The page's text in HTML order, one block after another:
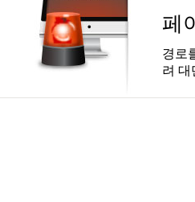
페
경로
려 대